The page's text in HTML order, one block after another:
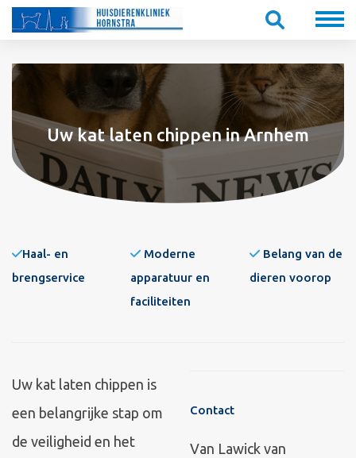
Uw kat laten chippen in Arnhem
Haal- en
brengservice
Moderne
apparatuur en
faciliteiten
Belang van de
dieren voorop
Uw kat laten chippen is
een belangrijke stap om
de veiligheid en het
Contact
Van Lawick van